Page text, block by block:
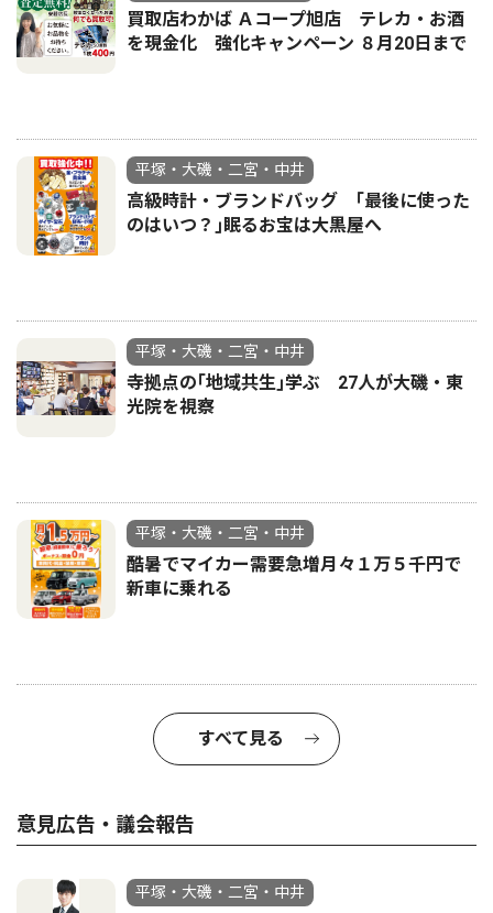
買取店わかば Ａコープ旭店 テレカ・お酒
を現金化 強化キャンペーン ８月20日まで
平塚・大磯・二宮・中井
高級時計・ブランドバッグ ｢最後に使った
のはいつ？｣眠るお宝は大黒屋へ
平塚・大磯・二宮・中井
寺拠点の｢地域共生｣学ぶ 27人が大磯・東
光院を視察
平塚・大磯・二宮・中井
酷暑でマイカー需要急増月々１万５千円で
新車に乗れる
すべて見る
意見広告・議会報告
平塚・大磯・二宮・中井